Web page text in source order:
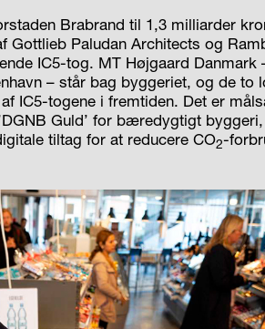
Brabrand til 1,3 milliarder
Paludan Architects og
IC5-tog. MT Højgaard
– står bag byggeriet, og de to
IC5-togene i fremtiden. Det er
Guld’ for bæredygtigt
tiltag for at reducere CO2-